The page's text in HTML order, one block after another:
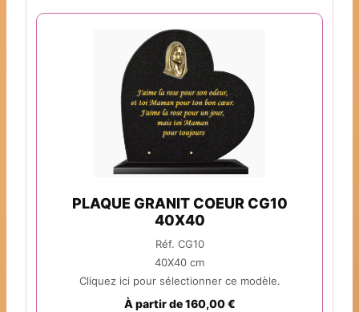
PLAQUE GRANIT COEUR CG10
40X40
Réf. CG10
40X40 cm
Cliquez ici pour sélectionner ce modèle.
À partir de 160,00 €